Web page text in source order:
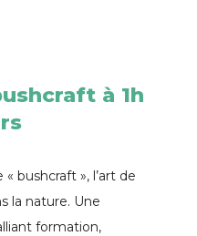
à 1h
bushcraft », l’art de
la nature. Une
formation,